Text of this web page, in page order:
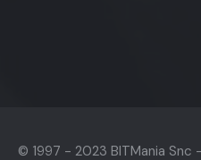
© 1997 - 2023 BITMania Snc